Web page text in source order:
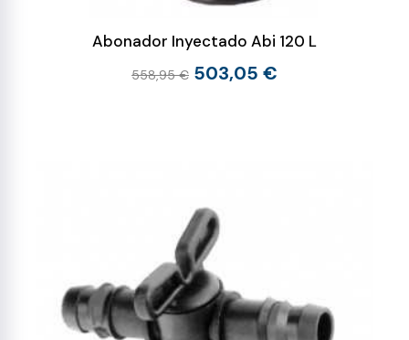
Abonador Inyectado Abi 120 L
558,95 € 503,05 €